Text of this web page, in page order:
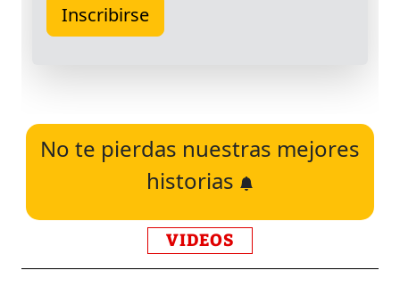
No te pierdas nuestras mejores
historias
VIDEOS